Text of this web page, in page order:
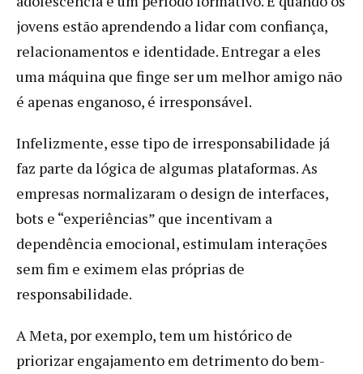
jovens estão aprendendo a lidar com confiança,
relacionamentos e identidade. Entregar a eles
uma máquina que finge ser um melhor amigo não
é apenas enganoso, é irresponsável.
Infelizmente, esse tipo de irresponsabilidade já
faz parte da lógica de algumas plataformas. As
empresas normalizaram o design de interfaces,
bots e “experiências” que incentivam a
dependência emocional, estimulam interações
sem fim e eximem elas próprias de
responsabilidade.
A Meta, por exemplo, tem um histórico de
priorizar engajamento em detrimento do bem-